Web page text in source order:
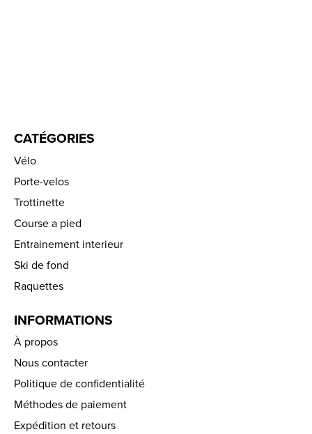
CATÉGORIES
Vélo
Porte-velos
Trottinette
Course a pied
Entrainement interieur
Ski de fond
Raquettes
INFORMATIONS
À propos
Nous contacter
Politique de confidentialité
Méthodes de paiement
Expédition et retours